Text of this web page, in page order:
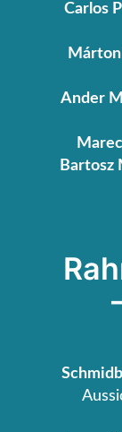
Carlos
Ander
Bartosz